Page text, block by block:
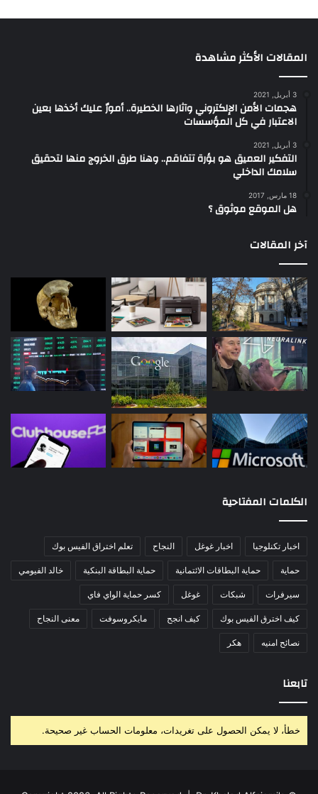
المقالات الأكثر مشاهدة
3 أبريل, 2021
هجمات الأمن الإلكتروني وآثارها الخطيرة.. أمورٌ عليك أخذها بعين
الاعتبار في كل المؤسسات
3 أبريل, 2021
التفكير العميق هو بؤرة تتفاقم.. وهنا طرق الخروج منها لتحقيق
سلامك الداخلي
18 مارس, 2017
هل الموقع موثوق ؟
آخر المقالات
الكلمات المفتاحية
اخبار تكنلوجيا اخبار غوغل النجاح تعلم اختراق الفيس بوك
حماية حماية البطاقات الائتمانية حماية البطاقة البنكية خالد الفيومي
سيرفرات شبكات غوغل كسر حماية الواي فاي
كيف اخترق الفيس بوك كيف انجح مايكروسوفت معنى النجاح
نصائح امنيه هكر
تابعنا
خطأ، لا يمكن الحصول على تغريدات، معلومات الحساب غير صحيحة.